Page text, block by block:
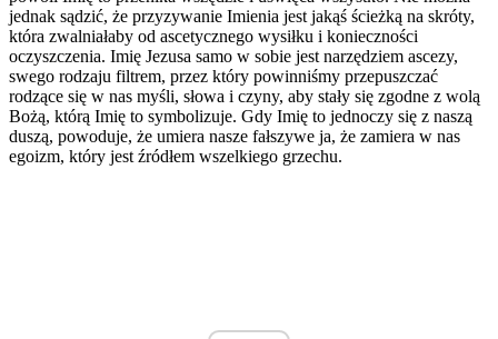
jednak sądzić, że przyzywanie Imienia jest jakąś ścieżką na skróty,
która zwalniałaby od ascetycznego wysiłku i konieczności
oczyszczenia. Imię Jezusa samo w sobie jest narzędziem ascezy,
swego rodzaju filtrem, przez który powinniśmy przepuszczać
rodzące się w nas myśli, słowa i czyny, aby stały się zgodne z wolą
Bożą, którą Imię to symbolizuje. Gdy Imię to jednoczy się z naszą
duszą, powoduje, że umiera nasze fałszywe ja, że zamiera w nas
egoizm, który jest źródłem wszelkiego grzechu.